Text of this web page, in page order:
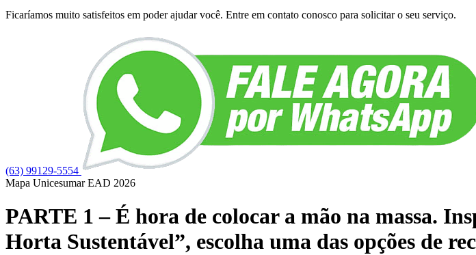
Ficaríamos muito satisfeitos em poder ajudar você. Entre em contato conosco para solicitar o seu serviço.
(63) 99129-5554
Mapa Unicesumar EAD 2026
PARTE 1 – É hora de colocar a mão na massa.
Horta Sustentável”, escolha uma das opções de